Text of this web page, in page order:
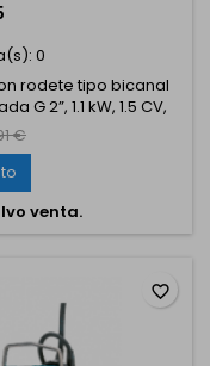
0
rodete tipo bicanal
2”, 1.1 kW, 1.5 CV,
boya
€
venta.
favorite_border